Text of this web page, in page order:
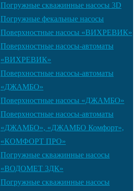
Погружные скважинные насосы 3D
Погружные фекальные насосы
Поверхностные насосы «ВИХРЕВИК»
Поверхностные насосы-автоматы
«ВИХРЕВИК»
Поверхностные насосы-автоматы
«ДЖАМБО»
Поверхностные насосы «ДЖАМБО»
Поверхностные насосы-автоматы
«ДЖАМБО», «ДЖАМБО Комфорт»,
«КОМФОРТ ПРО»
Погружные скважинные насосы
«ВОДОМЕТ 3ДК»
Погружные скважинные насосы